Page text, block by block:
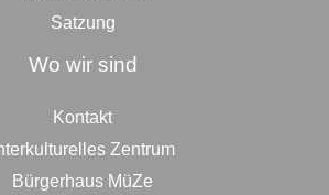
Satzung
Wo wir sind
Kontakt
Zentrum
Bürgerhaus MüZe